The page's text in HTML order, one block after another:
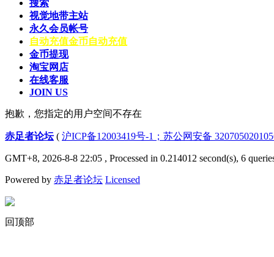
搜索
视觉地带主站
永久会员帐号
自动充值金币自动充值
金币提现
淘宝网店
在线客服
JOIN US
抱歉，您指定的用户空间不存在
赤足者论坛( 沪ICP备12003419号-1；苏公网安备
GMT+8, 2026-8-8 22:05 , Processed in 0.214012 second(s), 6
Powered by 赤足者论坛 Licensed
回顶部